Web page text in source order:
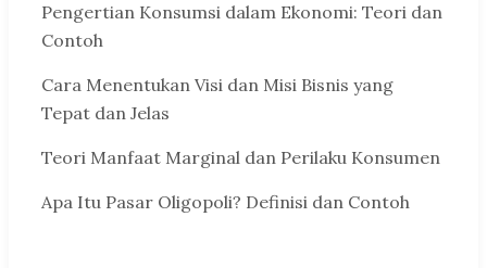
Pengertian Konsumsi dalam Ekonomi: Teori dan
Contoh
Cara Menentukan Visi dan Misi Bisnis yang
Tepat dan Jelas
Teori Manfaat Marginal dan Perilaku Konsumen
Apa Itu Pasar Oligopoli? Definisi dan Contoh